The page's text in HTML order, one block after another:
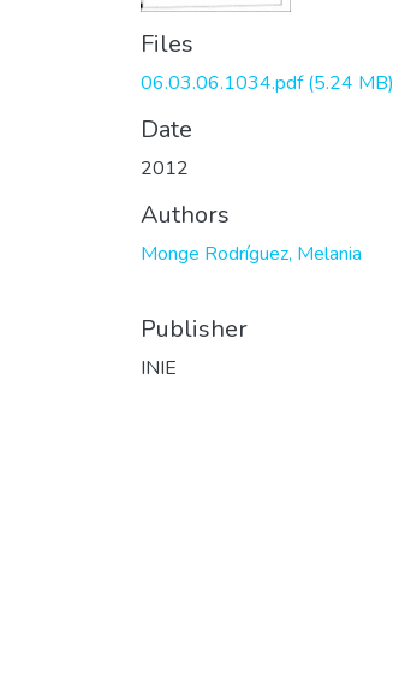
Files
06.03.06.1034.pdf(5.24 MB)
Date
2012
Authors
Monge Rodríguez, Melania
Publisher
INIE